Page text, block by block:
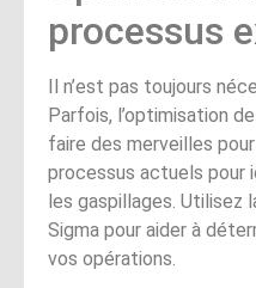
processus
Il n’est pas toujours
Parfois, l’optimisation
faire des merveilles
processus actuels
les gaspillages. Utilisez
Sigma pour aider à
vos opérations.